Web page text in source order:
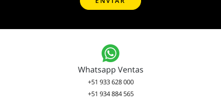
Whatsapp Ventas
+51 933 628 000
+51 934 884 565